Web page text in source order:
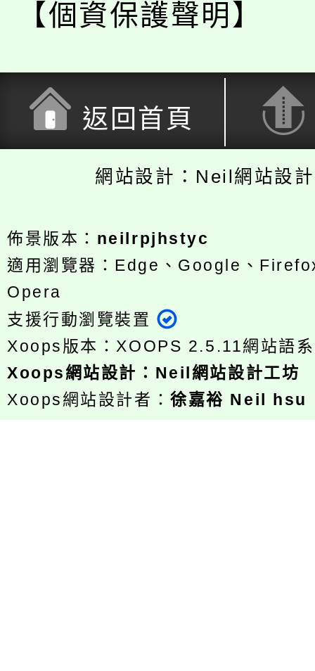
【個資保護聲明】
返回首頁
網站設計：Neil網站設
佈景版本： neilrpjhstyc
適用瀏覽器：Edge、Google、
Opera
支援行動瀏覽裝置
Xoops版本：XOOPS 2.5.11網站語
Xoops網站設計 ： Neil網站設計工坊
Xoops網站設計者：徐嘉裕 Neil hsu